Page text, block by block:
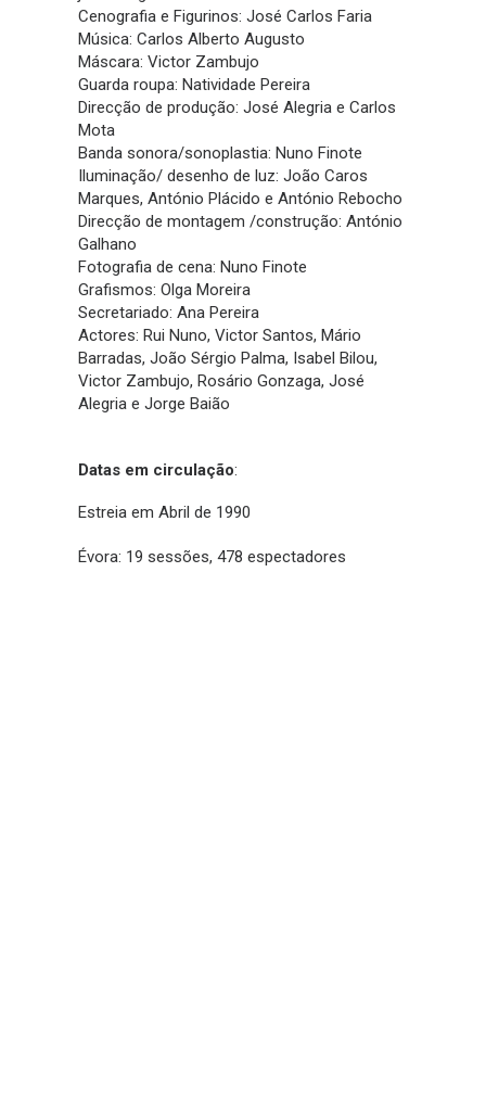
Cenografia e Figurinos: José Carlos Faria
Música: Carlos Alberto Augusto
Máscara: Victor Zambujo
Guarda roupa: Natividade Pereira
Direcção de produção: José Alegria e Carlos
Mota
Banda sonora/sonoplastia: Nuno Finote
Iluminação/ desenho de luz: João Caros
Marques, António Plácido e António Rebocho
Direcção de montagem /construção: António
Galhano
Fotografia de cena: Nuno Finote
Grafismos: Olga Moreira
Secretariado: Ana Pereira
Actores: Rui Nuno, Victor Santos, Mário
Barradas, João Sérgio Palma, Isabel Bilou,
Victor Zambujo, Rosário Gonzaga, José
Alegria e Jorge Baião
Datas em circulação:
Estreia em Abril de 1990
Évora: 19 sessões, 478 espectadores